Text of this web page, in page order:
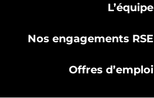
L’équipe
Nos engagements RSE
Offres d’emploi